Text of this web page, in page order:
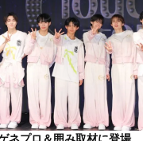
ネプロ＆囲み取材に登場